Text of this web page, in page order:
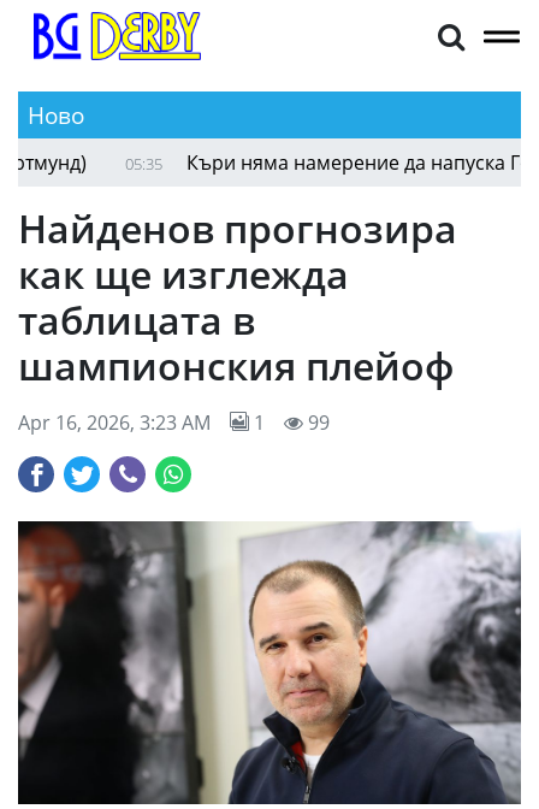
Ново
Къри няма намерение да напуска
Найденов прогнозира
как ще изглежда
таблицата в
шампионския плейоф
Apr 16, 2026, 3:23 AM 1 99